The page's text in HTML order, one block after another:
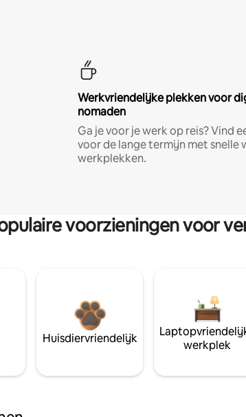
Werkvriendelijke plekken voor
nomaden
Ga je voor je werk op reis? Vind
voor de lange termijn met snelle
werkplekken.
voorzieningen voor
Huisdiervriendelijk
werkplek